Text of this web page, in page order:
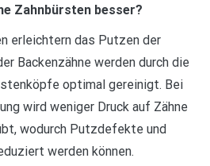
Zahnbürsten besser?
erleichtern das Putzen der
Backenzähne werden durch die
optimal gereinigt. Bei
wird weniger Druck auf Zähne
wodurch Putzdefekte und
werden können.